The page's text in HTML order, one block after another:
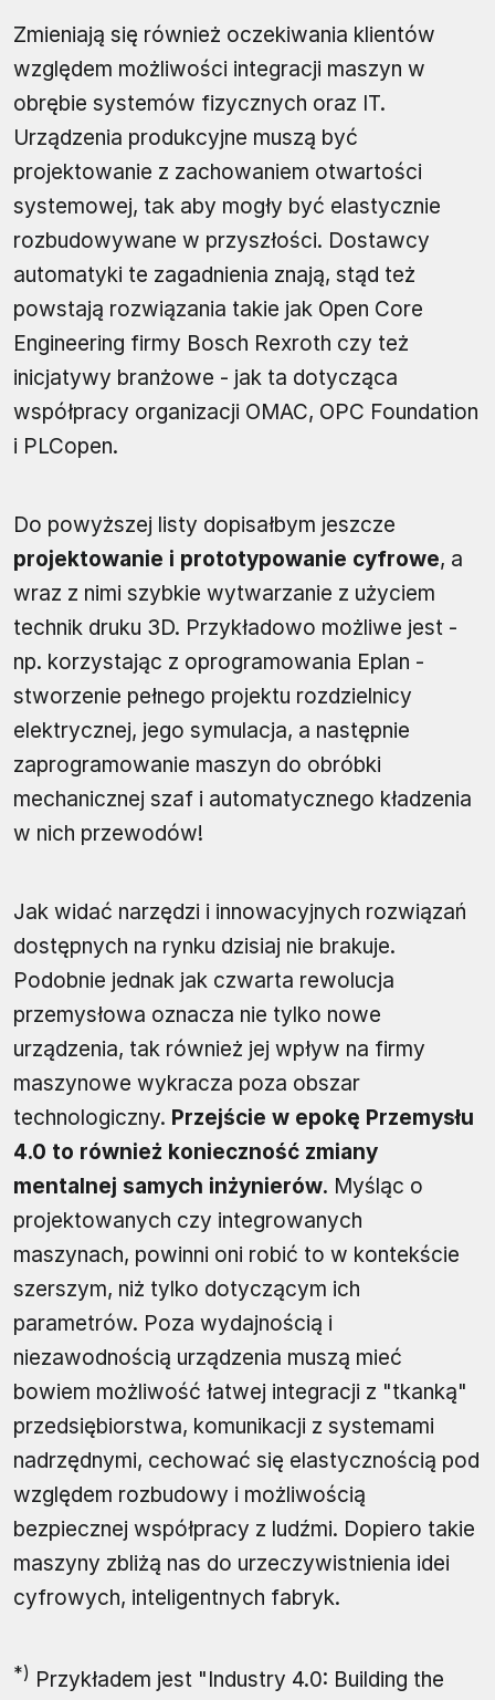
Zmieniają się również oczekiwania klientów
względem możliwości integracji maszyn w
obrębie systemów fizycznych oraz IT.
Urządzenia produkcyjne muszą być
projektowanie z zachowaniem otwartości
systemowej, tak aby mogły być elastycznie
rozbudowywane w przyszłości. Dostawcy
automatyki te zagadnienia znają, stąd też
powstają rozwiązania takie jak Open Core
Engineering firmy Bosch Rexroth czy też
inicjatywy branżowe - jak ta dotycząca
współpracy organizacji OMAC, OPC Foundation
i PLCopen.
Do powyższej listy dopisałbym jeszcze
projektowanie i prototypowanie cyfrowe, a
wraz z nimi szybkie wytwarzanie z użyciem
technik druku 3D. Przykładowo możliwe jest -
np. korzystając z oprogramowania Eplan -
stworzenie pełnego projektu rozdzielnicy
elektrycznej, jego symulacja, a następnie
zaprogramowanie maszyn do obróbki
mechanicznej szaf i automatycznego kładzenia
w nich przewodów!
Jak widać narzędzi i innowacyjnych rozwiązań
dostępnych na rynku dzisiaj nie brakuje.
Podobnie jednak jak czwarta rewolucja
przemysłowa oznacza nie tylko nowe
urządzenia, tak również jej wpływ na firmy
maszynowe wykracza poza obszar
technologiczny. Przejście w epokę Przemysłu
4.0 to również konieczność zmiany
mentalnej samych inżynierów. Myśląc o
projektowanych czy integrowanych
maszynach, powinni oni robić to w kontekście
szerszym, niż tylko dotyczącym ich
parametrów. Poza wydajnością i
niezawodnością urządzenia muszą mieć
bowiem możliwość łatwej integracji z "tkanką"
przedsiębiorstwa, komunikacji z systemami
nadrzędnymi, cechować się elastycznością pod
względem rozbudowy i możliwością
bezpiecznej współpracy z ludźmi. Dopiero takie
maszyny zbliżą nas do urzeczywistnienia idei
cyfrowych, inteligentnych fabryk.
*) Przykładem jest "Industry 4.0: Building the